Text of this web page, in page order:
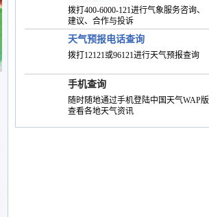
拨打400-6000-121进行气象服务咨询、
建议、合作与投诉
天气预报电话查询
拨打12121或96121进行天气预报查询
手机查询
随时随地通过手机登陆中国天气WAP版
查看各地天气资讯